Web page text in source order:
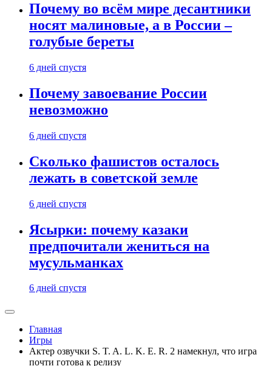
Почему во всём мире десантники
носят малиновые, а в России –
голубые береты
6 дней спустя
Почему завоевание России
невозможно
6 дней спустя
Сколько фашистов осталось
лежать в советской земле
6 дней спустя
Ясырки: почему казаки
предпочитали жениться на
мусульманках
6 дней спустя
Главная
Игры
Актер озвучки S. T. A. L. K. E. R. 2 намекнул, что игра
почти готова к релизу